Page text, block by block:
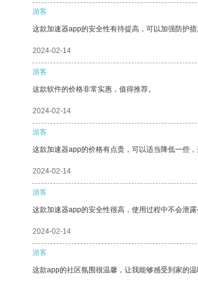
游客
这款加速器app的安全性有待提高，可以加强防护措
2024-02-14
游客
这款软件的价格非常实惠，值得推荐。
2024-02-14
游客
这款加速器app的价格有点贵，可以适当降低一些，
2024-02-14
游客
这款加速器app的安全性很高，使用过程中不会泄
2024-02-14
游客
这款app的社区氛围很温馨，让我能够感受到家的温